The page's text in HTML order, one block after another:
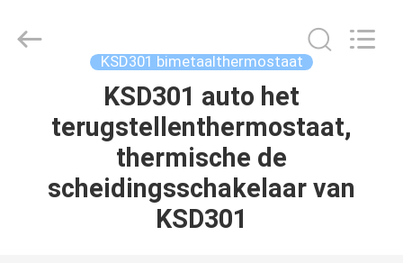
PRODUCTEN
KSD301 bimetaalthermostaat
KSD301 auto het
terugstellenthermostaat,
thermische de
scheidingsschakelaar van
KSD301